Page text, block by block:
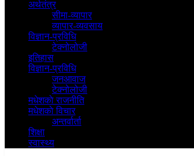
अर्थतंत्र
सीमा-व्यापार
व्यापार-व्यवसाय
विज्ञान-प्रविधि
टेक्नोलोजी
इतिहास
विज्ञान-प्रविधि
जनआवाज
टेक्नोलोजी
मधेशकाे राजनीति
मधेशकाे विचार
अन्तर्वार्ता
शिक्षा
स्वास्थ्य